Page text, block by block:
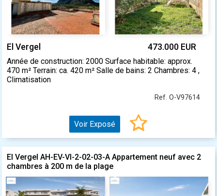
El Vergel 473.000 EUR
Année de construction: 2000 Surface habitable: approx.
470 m² Terrain: ca. 420 m² Salle de bains: 2 Chambres: 4 ,
Climatisation
Ref. O-V97614
Voir Exposé
El Vergel AH-EV-VI-2-02-03-A Appartement neuf avec 2
chambres à 200 m de la plage